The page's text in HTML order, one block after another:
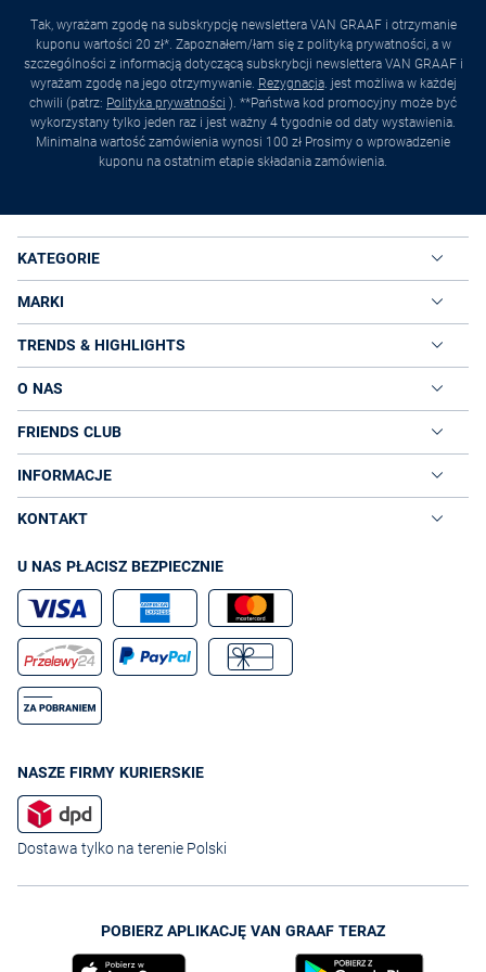
Tak, wyrażam zgodę na subskrypcję newslettera VAN GRAAF i otrzymanie
kuponu wartości 20 zł*. Zapoznałem/łam się z polityką prywatności, a w
szczególności z informacją dotyczącą subskrybcji newslettera VAN GRAAF i
wyrażam zgodę na jego otrzymywanie. Rezygnacja. jest możliwa w każdej
chwili (patrz: Polityka prywatności ). **Państwa kod promocyjny może być
wykorzystany tylko jeden raz i jest ważny 4 tygodnie od daty wystawienia.
Minimalna wartość zamówienia wynosi 100 zł Prosimy o wprowadzenie
kuponu na ostatnim etapie składania zamówienia.
KATEGORIE
MARKI
TRENDS & HIGHLIGHTS
O NAS
FRIENDS CLUB
INFORMACJE
KONTAKT
U NAS PŁACISZ BEZPIECZNIE
NASZE FIRMY KURIERSKIE
Dostawa tylko na terenie Polski
POBIERZ APLIKACJĘ VAN GRAAF TERAZ